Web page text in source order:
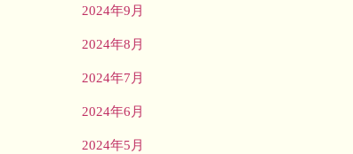
2024年9月
2024年8月
2024年7月
2024年6月
2024年5月